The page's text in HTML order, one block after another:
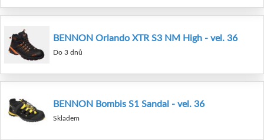
BENNON Orlando XTR S3 NM High - vel. 36
Do 3 dnů
BENNON Bombis S1 Sandal - vel. 36
Skladem